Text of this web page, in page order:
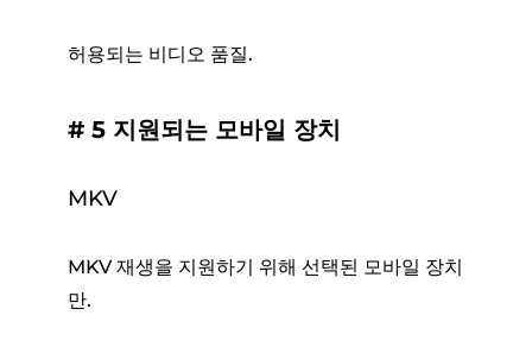
허용되는 비디오 품질.
# 5 지원되는 모바일 장치
MKV
MKV 재생을 지원하기 위해 선택된 모바일 장치
만.